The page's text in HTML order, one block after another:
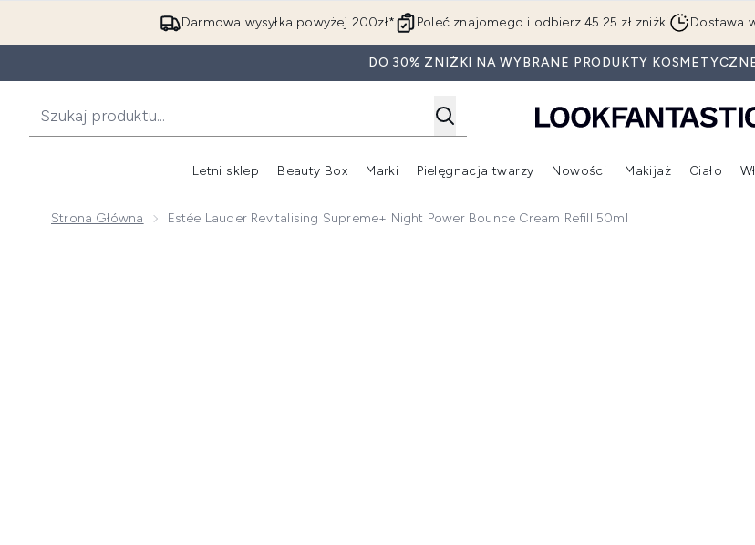
Przejdź do głównej
Darmowa wysyłka powyżej 200zł* Poleć znajomego i odbierz 45.25 zł zniżki Dostawa
DO 30% ZNIŻKI NA WYBRANE PRODUKTY
Letni sklep Beauty Box
Wejdź do podmenu (Beauty Box)
Marki
Wejdź do podmenu (Marki)
Pielęgnacja twarzy
Wejdź do podmenu
Nowości Makijaż Ciało
Strona Główna Estée Lauder Revitalising Supreme+ Night Power Bounce Cream Refill 50ml